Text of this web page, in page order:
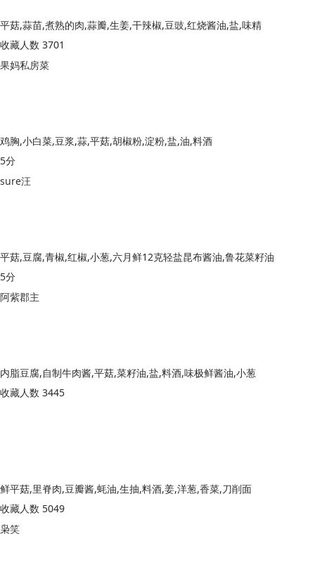
平菇,蒜苗,煮熟的肉,蒜瓣,生姜,干辣椒,豆豉,红烧酱油,盐,味精
收藏人数 3701
果妈私房菜
鸡胸,小白菜,豆浆,蒜,平菇,胡椒粉,淀粉,盐,油,料酒
5分
sure汪
平菇,豆腐,青椒,红椒,小葱,六月鲜12克轻盐昆布酱油,鲁花菜籽油
5分
阿紫郡主
内脂豆腐,自制牛肉酱,平菇,菜籽油,盐,料酒,味极鲜酱油,小葱
收藏人数 3445
鲜平菇,里脊肉,豆瓣酱,蚝油,生抽,料酒,姜,洋葱,香菜,刀削面
收藏人数 5049
枭笑